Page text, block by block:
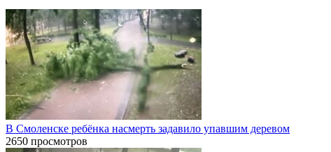
В Смоленске ребёнка насмерть задавило упавшим деревом
2650 просмотров